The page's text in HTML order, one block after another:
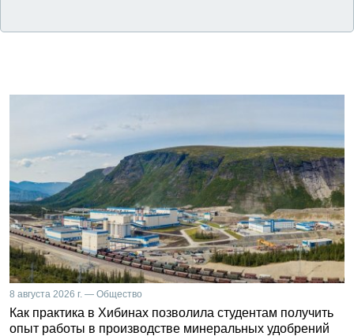
8 августа 2026 г. — Общество
Как практика в Хибинах позволила студентам получить
опыт работы в производстве минеральных удобрений